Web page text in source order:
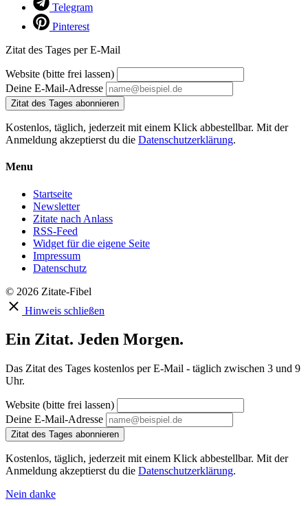
Telegram
Pinterest
Zitat des Tages per E-Mail
Website (bitte frei lassen)
Deine E-Mail-Adresse
Zitat des Tages abonnieren
Kostenlos, täglich, jederzeit mit einem Klick abbestellbar. Mit der
Anmeldung akzeptierst du die Datenschutzerklärung.
Menu
Startseite
Newsletter
Zitate nach Anlass
RSS-Feed
Widget für die eigene Seite
Impressum
Datenschutz
© 2026 Zitate-Fibel
Hinweis schließen
Ein Zitat. Jeden Morgen.
Das Zitat des Tages kostenlos per E-Mail - täglich zwischen 3 und 9
Uhr.
Website (bitte frei lassen)
Deine E-Mail-Adresse
Zitat des Tages abonnieren
Kostenlos, täglich, jederzeit mit einem Klick abbestellbar. Mit der
Anmeldung akzeptierst du die Datenschutzerklärung.
Nein danke